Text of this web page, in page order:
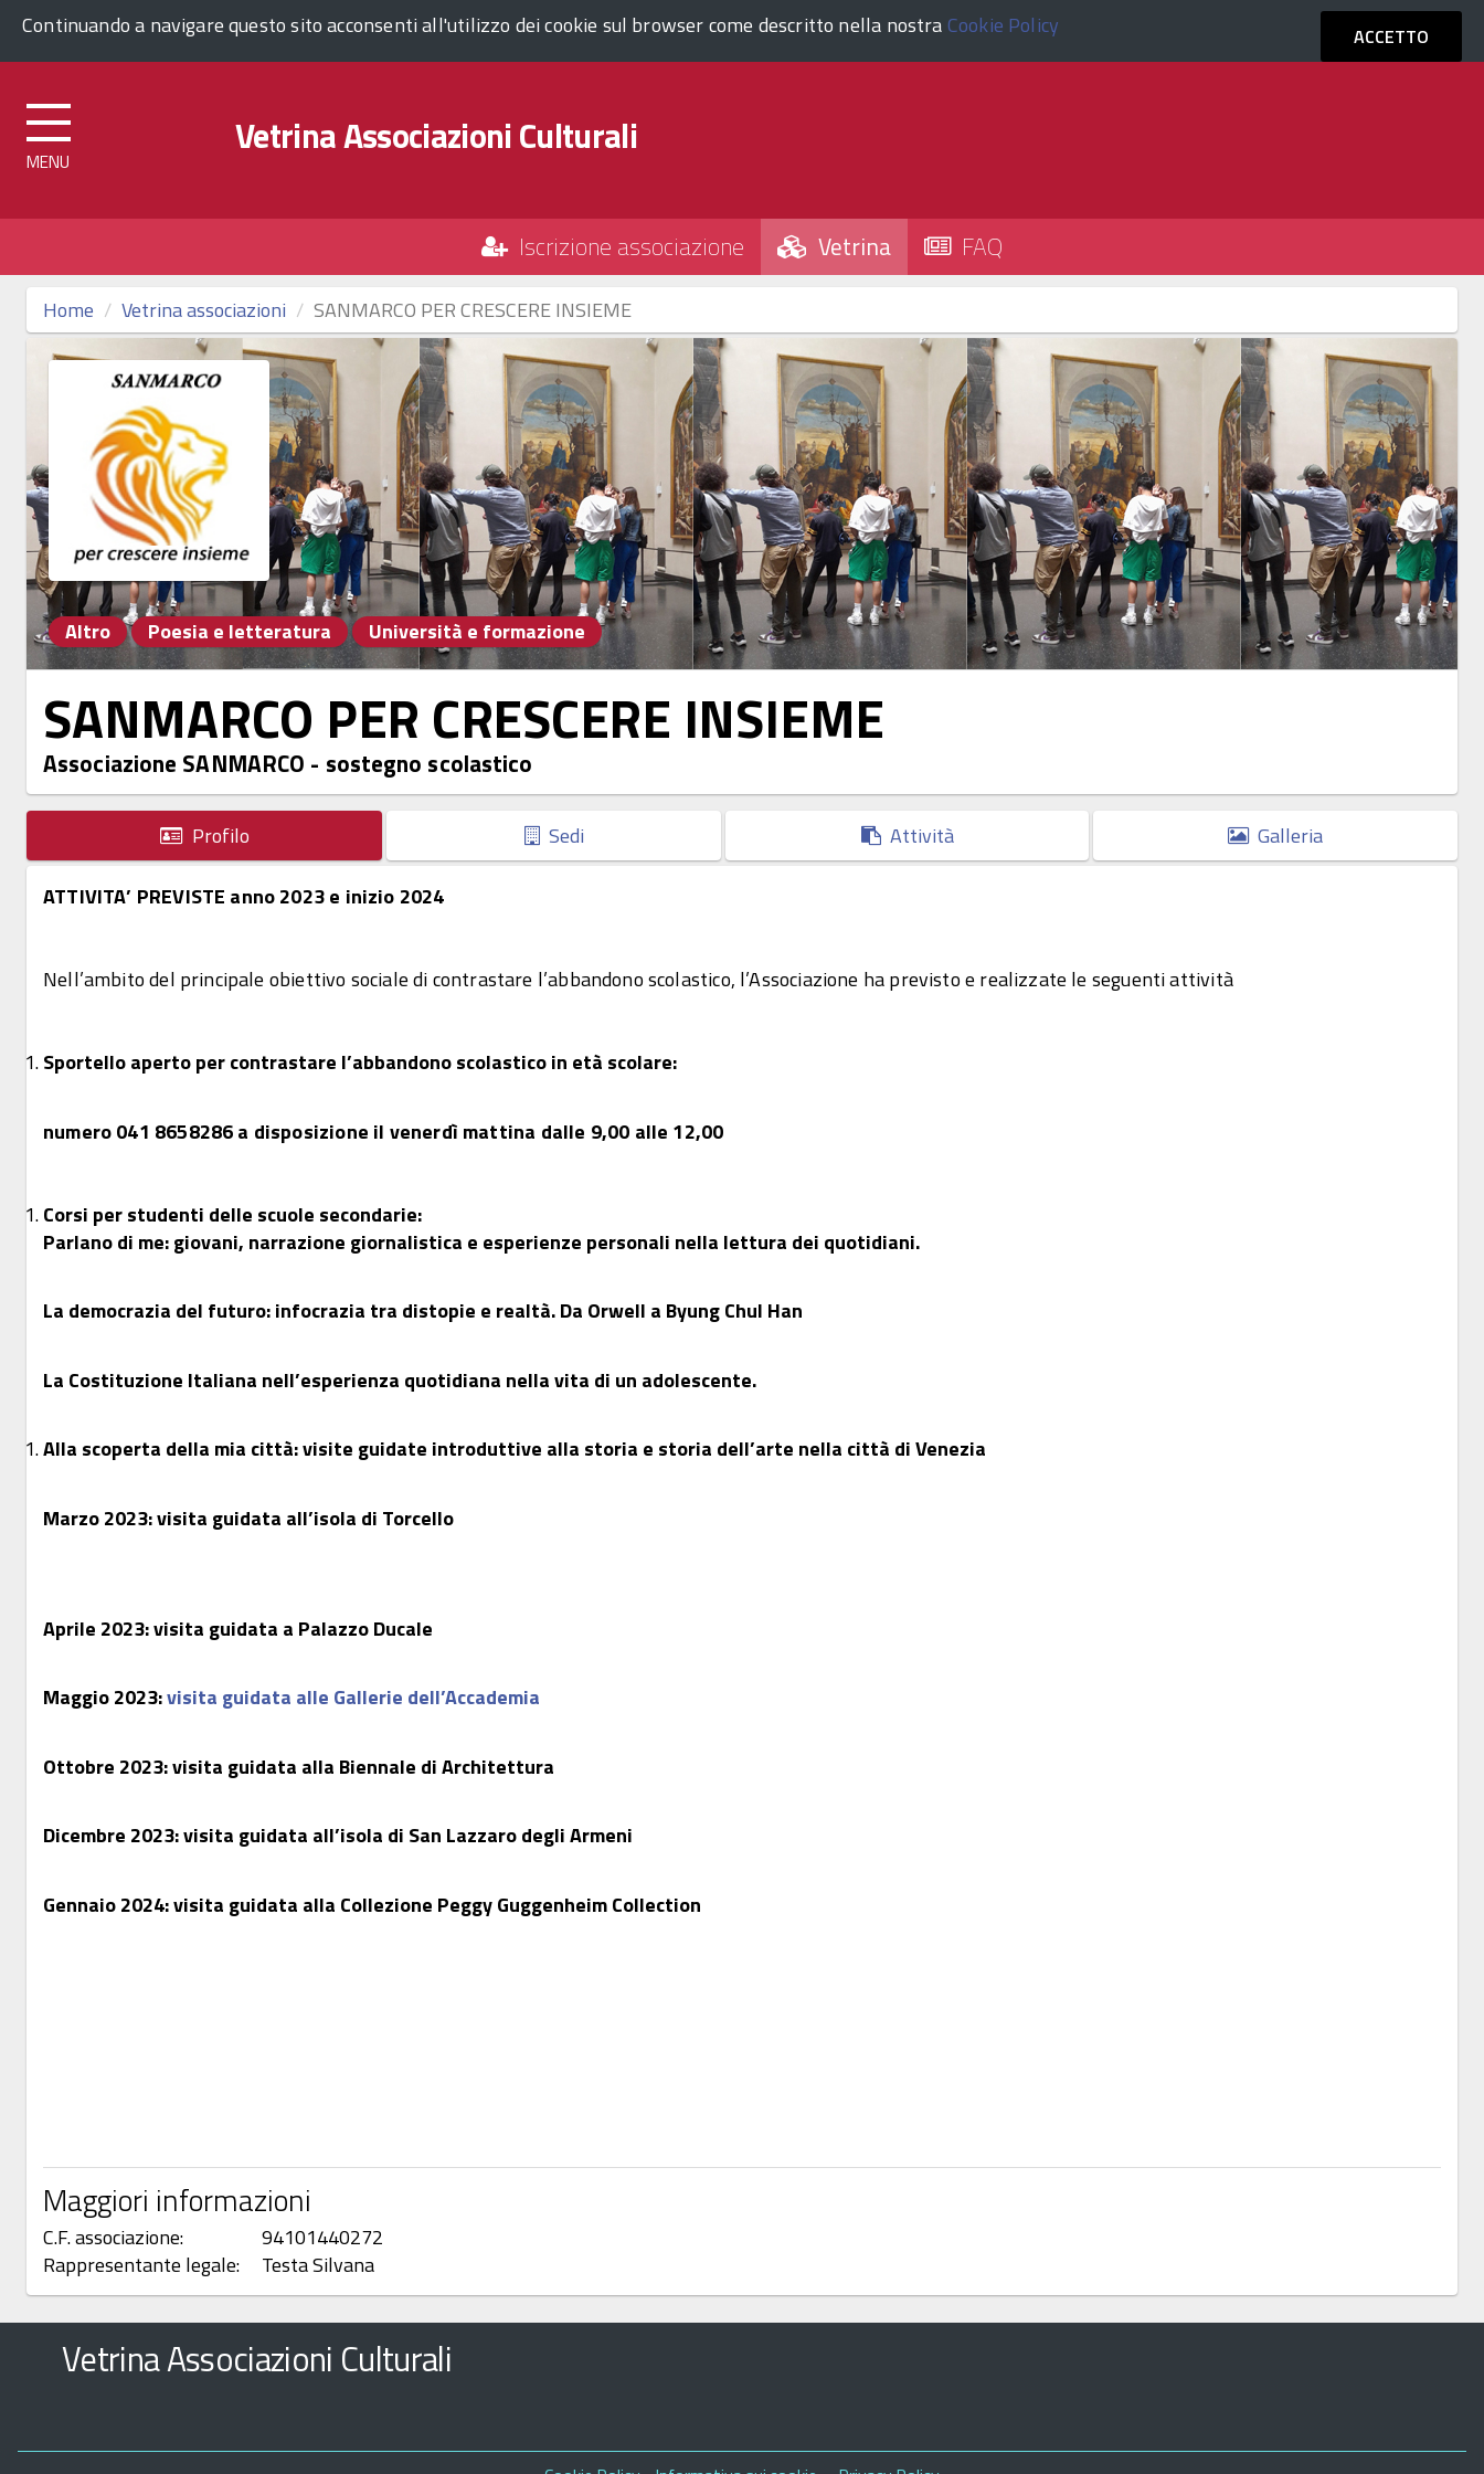
Continuando a navigare questo sito acconsenti all'utilizzo dei cookie sul browser come descritto nella nostraCookie Policy ACCETTO
Comune di Venezia ACCEDI
Vetrina Associazioni Culturali
menu
Iscrizione associazione Vetrina FAQ
Home Vetrina associazioni SANMARCO PER CRESCERE INSIEME
Altro Poesia e letteratura Università e formazione
SANMARCO PER CRESCERE INSIEME
Associazione SANMARCO - sostegno scolastico
Profilo Sedi Attività Galleria
ATTIVITA’ PREVISTE anno 2023 e inizio 2024
Nell’ambito del principale obiettivo sociale di contrastare l’abbandono scolastico, l’Associazione ha previsto e realizzate le seguenti attività
Sportello aperto per contrastare l’abbandono scolastico in età scolare:
numero 041 8658286 a disposizione il venerdì mattina dalle 9,00 alle 12,00
Corsi per studenti delle scuole secondarie:
Parlano di me: giovani, narrazione giornalistica e esperienze personali nella lettura dei quotidiani.
La democrazia del futuro: infocrazia tra distopie e realtà. Da Orwell a Byung Chul Han
La Costituzione Italiana nell’esperienza quotidiana nella vita di un adolescente.
Alla scoperta della mia città: visite guidate introduttive alla storia e storia dell’arte nella città di Venezia
Marzo 2023: visita guidata all’isola di Torcello
Aprile 2023: visita guidata a Palazzo Ducale
Maggio 2023:visita guidata alle Gallerie dell’Accademia
Ottobre 2023: visita guidata alla Biennale di Architettura
Dicembre 2023: visita guidata all’isola di San Lazzaro degli Armeni
Gennaio 2024: visita guidata alla Collezione Peggy Guggenheim Collection
Maggiori informazioni
C.F. associazione:
94101440272
Rappresentante legale:
Testa Silvana
Vetrina Associazioni Culturali